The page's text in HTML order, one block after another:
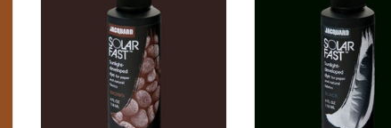
Einfluss von Sonne (UV-licht)
entwickelt. Zur Verwendung auf
Textilien, Holz, Papier usw.
ZUM WARENKORB HINZUFÜGEN
Einfluss von Sonne
entwickelt. Zur
Textilien, Holz, Papier